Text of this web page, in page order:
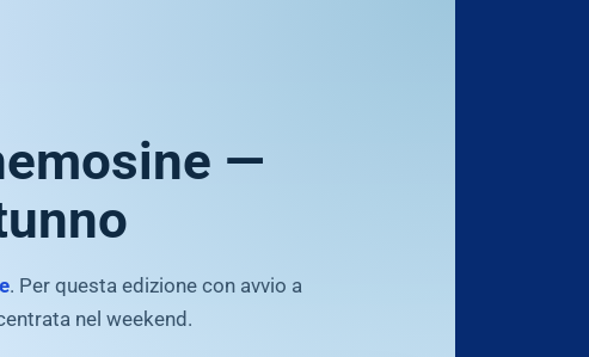
—
. Per questa edizione con avvio a
nel weekend.